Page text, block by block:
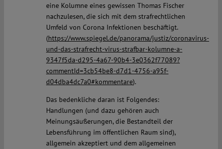
eine Kolumne eines gewissen Thomas Fischer
nachzulesen, die sich mit dem strafrechtlichen
Umfeld von Corona Infektionen beschäftigt.
(https://www.spiegel.de/panorama/justiz/coronavirus-
und-das-strafrecht-virus-strafbar-kolumne-a-
9347f5da-d295-4a67-90b4-3e0362f77089?
commentId=3cb54be8-d7d1-4756-a95f-
d04dba4dc7a0#kommentare).
Das bedenkliche daran ist Folgendes:
Handlungen (und dazu gehören auch
Meinungsäußerungen, die Bestandteil der
Lebensführung im öffentlichen Raum sind),
allgemein akzeptiert und dem allgemeinen